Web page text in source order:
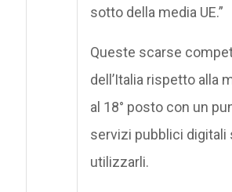
sotto della media UE.”
Queste scarse
dell’Italia rispetto alla
al 18° posto con un
servizi pubblici digitali
utilizzarli.